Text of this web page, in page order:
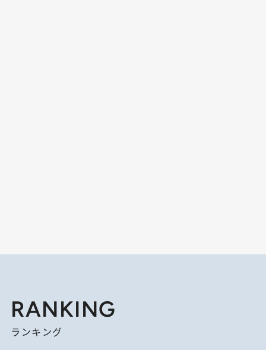
RANKING
ランキング